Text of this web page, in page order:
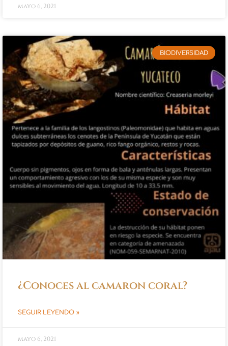
mayo 6, 2021
BIODIVERSIDAD
¿Conoces al camaron coral?
SEGUIR LEYENDO »
mayo 6, 2021